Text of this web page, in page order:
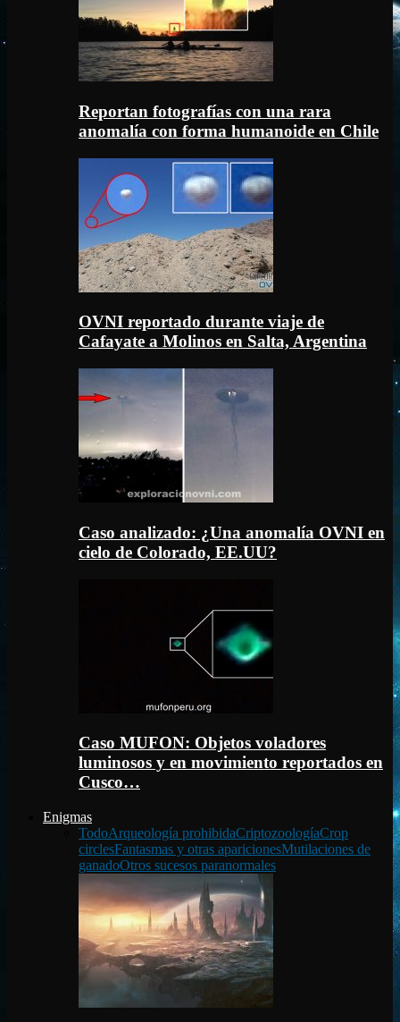
Reportan fotografías con una rara
anomalía con forma humanoide en Chile
OVNI reportado durante viaje de
Cafayate a Molinos en Salta, Argentina
Caso analizado: ¿Una anomalía OVNI en
cielo de Colorado, EE.UU?
Caso MUFON: Objetos voladores
luminosos y en movimiento reportados en
Cusco…
Enigmas
TodoArqueología prohibidaCriptozoologíaCrop
circlesFantasmas y otras aparicionesMutilaciones de
ganadoOtros sucesos paranormales